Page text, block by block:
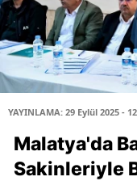
YAYINLAMA: 29 Eylül 2025 -
Malatya'da
Sakinleriyle